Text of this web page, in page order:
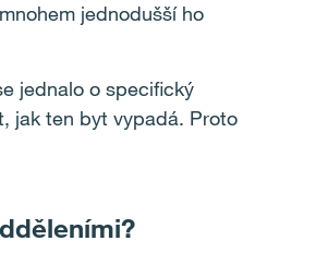
jednodušší ho
jednalo o specifický
jak ten byt vypadá. Proto